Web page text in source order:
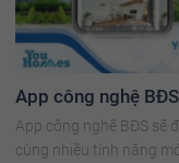
App công nghệ
App công nghệ BĐS sẽ
cùng nhiều tính năng